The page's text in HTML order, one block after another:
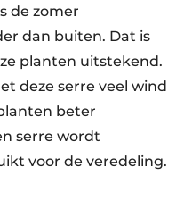
de zomer
dan buiten. Dat is
planten uitstekend.
deze serre veel wind
beter
serre wordt
voor de veredeling.